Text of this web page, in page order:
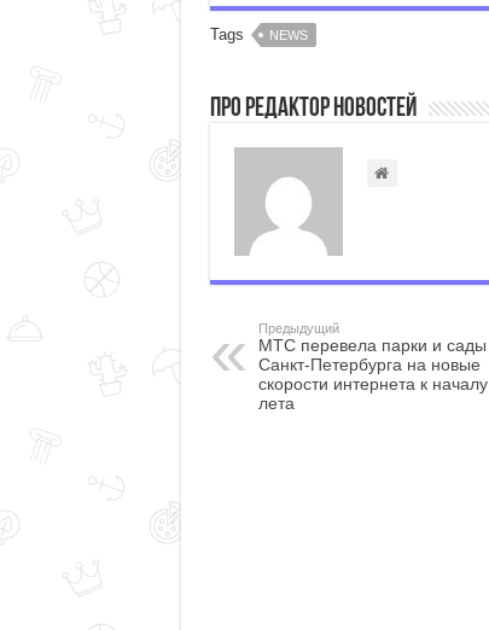
Tags NEWS
Про Редактор Новостей
Предыдущий
МТС перевела парки и сады
Санкт-Петербурга на новые
скорости интернета к началу
лета